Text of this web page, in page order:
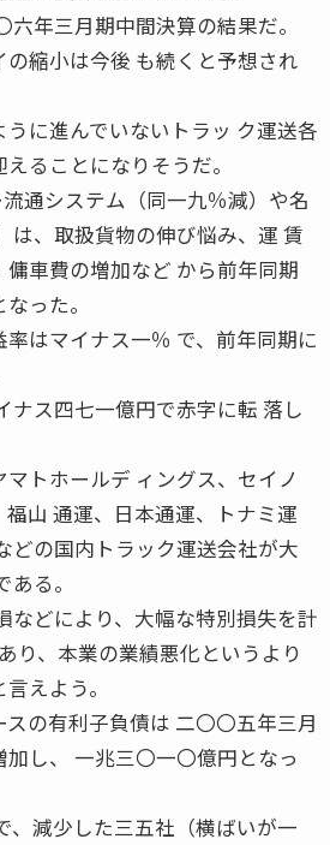
六年三月期中間決算の結果だ。
縮小は今後 も続くと予想され
に進んでいないトラッ ク運送各
ることになりそうだ。
流通システム（同一九％減）や名
は、取扱貨物の伸び悩み、運 賃
車費の増加など から前年同期
った。
はマイナス一％ で、前年同期に
ナス四七一億円で赤字に転 落し
トホールデ ィングス、セイノ
山 通運、日本通運、トナミ運
どの国内トラック運送会社が大
る。
などにより、大幅な特別損失を計
り、本業の業績悪化というより
えよう。
の有利子負債は 二〇〇五年三月
し、 一兆三〇一〇億円となっ
、減少した三五社（横ばいが一